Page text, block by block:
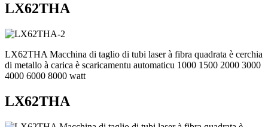
LX62THA
LX62THA Macchina di taglio di tubi laser à fibra quadrata è cerchia
di metallo à carica è scaricamentu automaticu 1000 1500 2000 3000
4000 6000 8000 watt
LX62THA